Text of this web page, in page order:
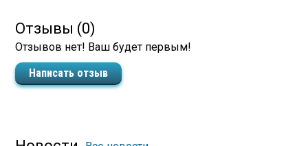
Отзывы (0)
Отзывов нет! Ваш будет первым!
Написать отзыв